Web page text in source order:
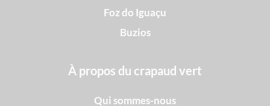
Foz do Iguaçu
Buzios
À propos du crapaud vert
Qui sommes-nous